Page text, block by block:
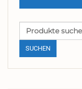
Suchen
nach:
SUCHEN